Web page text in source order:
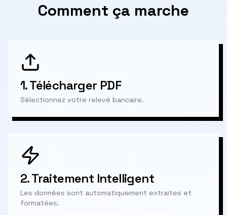
Comment ça marche
1.Télécharger PDF
Sélectionnez votre relevé bancaire.
2.Traitement Intelligent
Les données sont automatiquement extraites et
formatées.